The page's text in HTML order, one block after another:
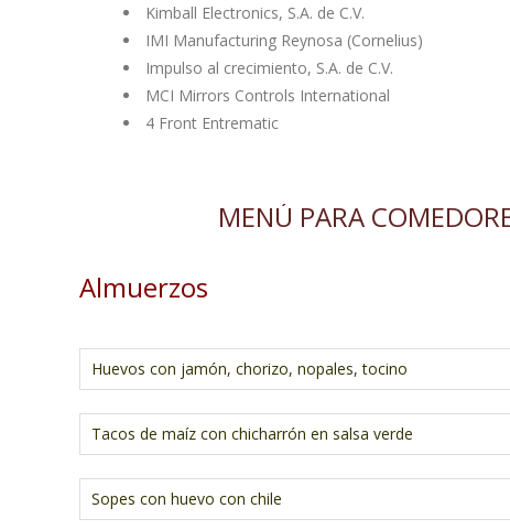
Kimball Electronics, S.A. de C.V.
IMI Manufacturing Reynosa (Cornelius)
Impulso al crecimiento, S.A. de C.V.
MCI Mirrors Controls International
4 Front Entrematic
MENÚ PARA
Almuerzos
Huevos con jamón, chorizo, nopales, tocino
Tacos de maíz con chicharrón en salsa verde
Sopes con huevo con chile